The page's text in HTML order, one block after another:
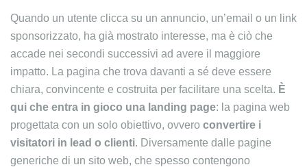
Quando un utente clicca su un annuncio, un’email o un link
sponsorizzato, ha già mostrato interesse, ma è ciò che
accade nei secondi successivi ad avere il maggiore
impatto. La pagina che trova davanti a sé deve essere
chiara, convincente e costruita per facilitare una scelta. È
qui che entra in gioco una landing page: la pagina web
progettata con un solo obiettivo, ovvero convertire i
visitatori in lead o clienti. Diversamente dalle pagine
generiche di un sito web, che spesso contengono